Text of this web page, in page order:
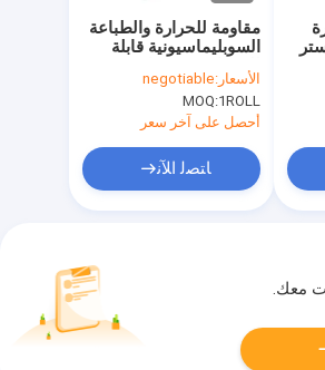
مقاومة للحرارة والطباعة
السوبليماسيونية قابلة
الورق النقل البوليستر
الأسعار:negotiable
MOQ:1ROLL
أحصل على آخر سعر
ﺎﺘﺼﻟ ﺍﻶﻧ
معك.